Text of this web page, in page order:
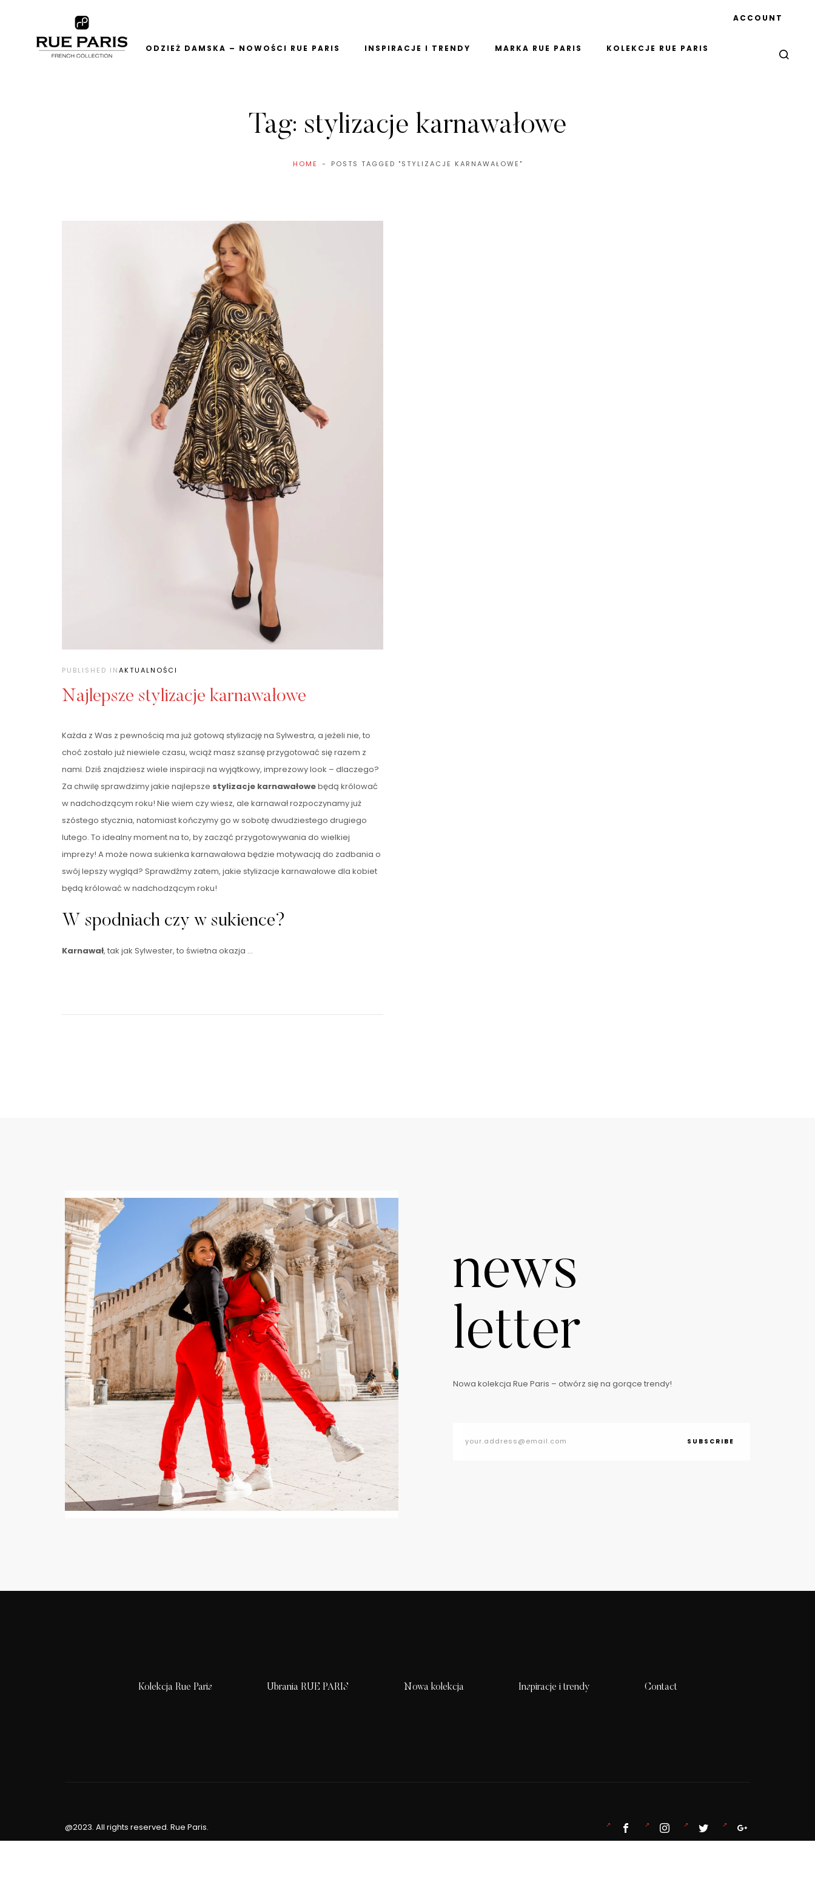
ODZIEŻ DAMSKA – NOWOŚCI RUE PARIS INSPIRACJE I TRENDY MARKA RUE PARIS KOLEKCJE RUE PARIS
ACCOUNT
Tag: stylizacje karnawałowe
HOME POSTS TAGGED "STYLIZACJE KARNAWAŁOWE"
PUBLISHED INAKTUALNOŚCI
Najlepsze stylizacje karnawałowe
Każda z Was z pewnością ma już gotową stylizację na Sylwestra, a jeżeli nie, to
choć zostało już niewiele czasu, wciąż masz szansę przygotować się razem z
nami. Dziś znajdziesz wiele inspiracji na wyjątkowy, imprezowy look – dlaczego?
Za chwilę sprawdzimy jakie najlepsze stylizacje karnawałowebędą królować
w nadchodzącym roku! Nie wiem czy wiesz, ale karnawał rozpoczynamy już
szóstego stycznia, natomiast kończymy go w sobotę dwudziestego drugiego
lutego. To idealny moment na to, by zacząć przygotowywania do wielkiej
imprezy! A może nowa sukienka karnawałowa będzie motywacją do zadbania o
swój lepszy wygląd? Sprawdźmy zatem, jakie stylizacje karnawałowe dla kobiet
będą królować w nadchodzącym roku!
W spodniach czy w sukience?
Karnawał, tak jak Sylwester, to świetna okazja …
news
letter
Nowa kolekcja Rue Paris – otwórz się na gorące trendy!
SUBSCRIBE
Kolekcja Rue Paris Ubrania RUE PARIS Nowa kolekcja Inspiracje i trendy Contact
@2023. All rights reserved. Rue Paris.